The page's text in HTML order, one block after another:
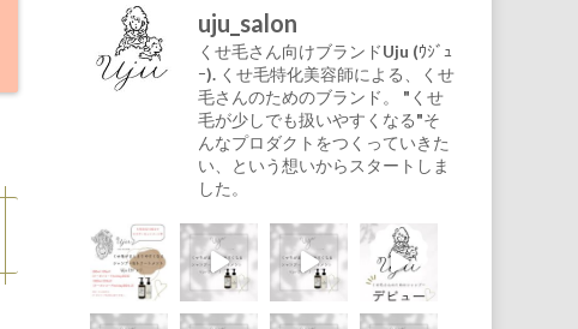
uju_salon
くせ毛さん向けブランドUju (ｳｼﾞｭ
ｰ). くせ毛特化美容師による、くせ
毛さんのためのブランド。
"くせ
毛が少しでも扱いやすくなる"そ
んなプロダクトをつくっていきた
い、という想いからスタートしま
した。